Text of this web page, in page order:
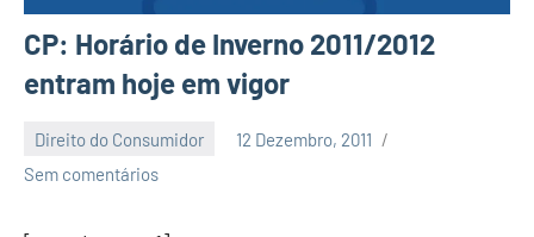
CP: Horário de Inverno 2011/2012
entram hoje em vigor
Direito do Consumidor
12 Dezembro, 2011
Economia
Sem comentários